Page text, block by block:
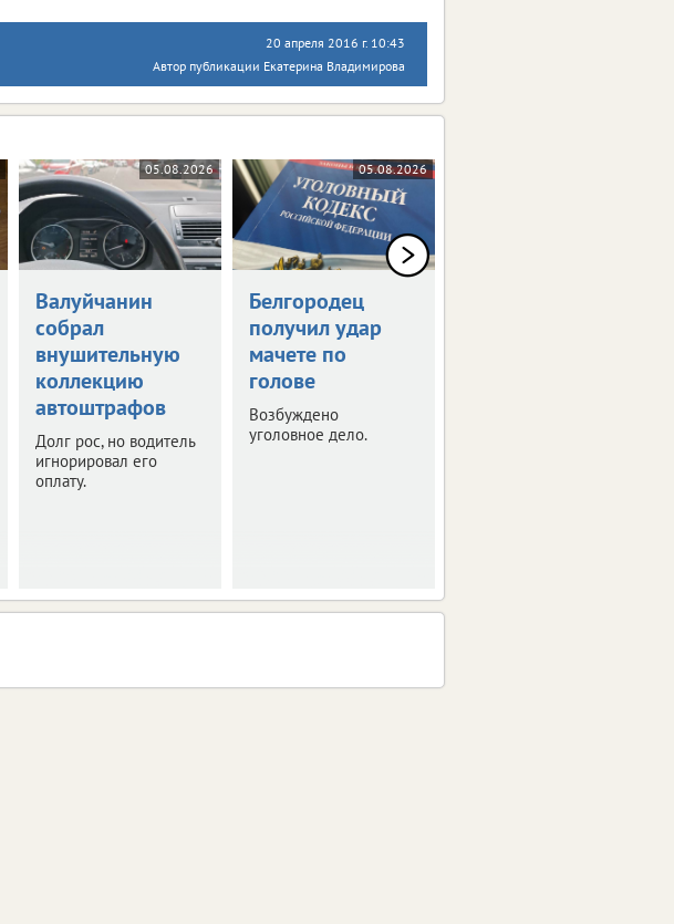
20 апреля 2016 г. 10:43
Автор публикации Екатерина Владимирова
05.08.2026
Валуйчанин
собрал
внушительную
коллекцию
автоштрафов
Долг рос, но водитель
игнорировал его
оплату.
05.08.2026
Белгородец
получил удар
мачете по
голове
Возбуждено
уголовное дело.